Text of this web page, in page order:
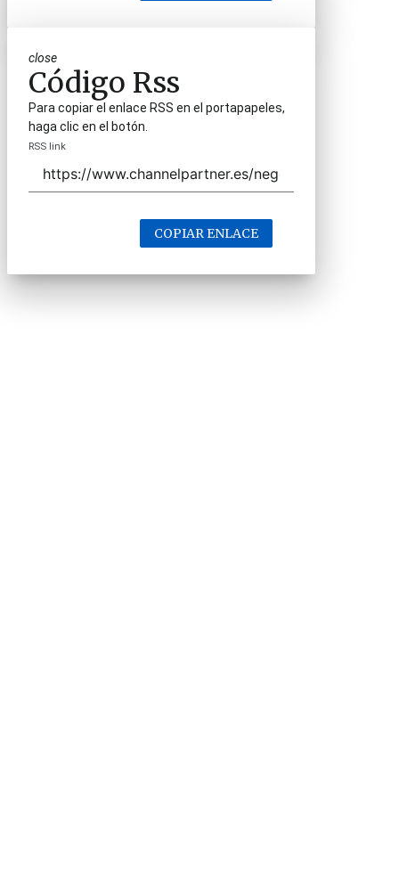
close
Código Rss
Para copiar el enlace RSS en el portapapeles,
haga clic en el botón.
RSS link
COPIAR ENLACE